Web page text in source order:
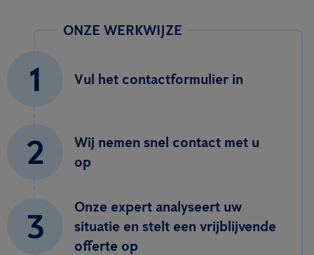
ONZE WERKWIJZE
1 Vul het contactformulier in
2
Wij nemen snel contact met u
op
3
Onze expert analyseert uw
situatie en stelt een vrijblijvende
offerte op